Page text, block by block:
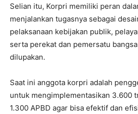
Selian itu, Korpri memiliki peran
menjalankan tugasnya sebagai
pelaksanaan kebijakan publik,
serta perekat dan pemersatu
dilupakan.
Saat ini anggota korpri adalah
untuk mengimplementasikan 3.600
1.300 APBD agar bisa efektif dan